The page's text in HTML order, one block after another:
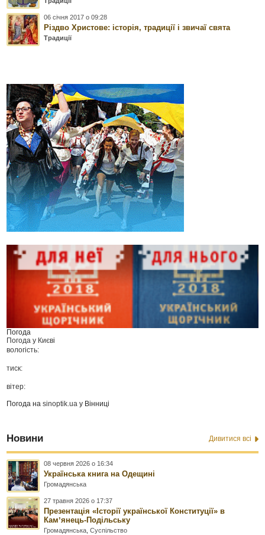
06 січня 2017 о 09:28
Різдво Христове: історія, традиції і звичаї свята
Традиції
Погода
Погода у Києві
вологість:
тиск:
вітер:
Погода наsinoptik.ua у Вінниці
Новини Дивитися всі
08 червня 2026 о 16:34
Українська книга на Одещині
Громадянська
27 травня 2026 о 17:37
Презентація «Історії української Конституції» в
Камʼянець-Подільську
Громадянська ,Суспільство